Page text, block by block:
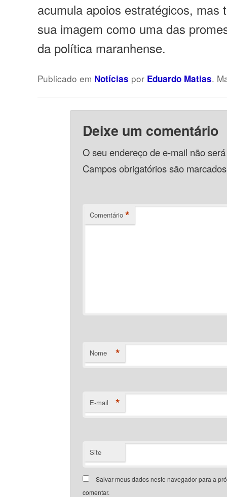
acumula apoios estratégicos, mas
sua imagem como uma das
da política maranhense.
Publicado em Notícias por Eduardo Matias.
Deixe um comentário
O seu endereço de e-mail não
Campos obrigatórios são
Comentário *
Nome *
E-mail *
Site
Salvar meus dados neste navegador para a
comentar.